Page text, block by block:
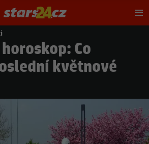
Co
květnové